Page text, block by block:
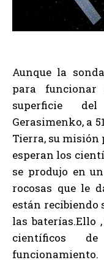
Aunque la
para
superficie del
Gerasimenko, a
Tierra, su misión
esperan los
se produjo en
rocosas que le
están recibiendo
las baterías.Ello
científicos
funcionamiento.